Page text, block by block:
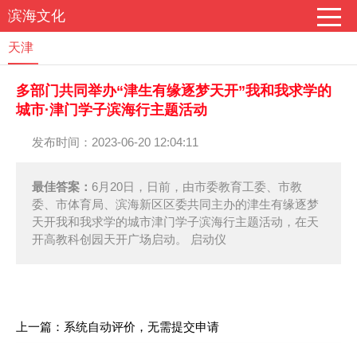
滨海文化
天津
多部门共同举办“津生有缘逐梦天开”我和我求学的
城市·津门学子滨海行主题活动
发布时间：2023-06-20 12:04:11
最佳答案： 6月20日，日前，由市委教育工委、市教
委、市体育局、滨海新区区委共同主办的津生有缘逐梦
天开我和我求学的城市津门学子滨海行主题活动，在天
开高教科创园天开广场启动。 启动仪
上一篇： 系统自动评价，无需提交申请